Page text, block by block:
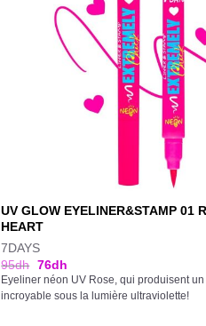
UV GLOW EYELINER&STAMP 01
HEART
7DAYS
95dh 76dh
Eyeliner néon UV Rose, qui produisent un
incroyable sous la lumière ultraviolette!